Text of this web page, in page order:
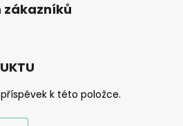
zákazníků
k této položce.